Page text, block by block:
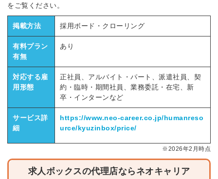
をご覧ください。
掲載方法 採用ボード・クローリング
有料プラン
有無
あり
対応する雇
用形態
正社員、アルバイト・パート、派遣社員、契
約・臨時・期間社員、業務委託・在宅、新
卒・インターンなど
サービス詳
細
https://www.neo-career.co.jp/humanreso
urce/kyuzinbox/price/
※2026年2月時点
求人ボックスの代理店ならネオキャリア